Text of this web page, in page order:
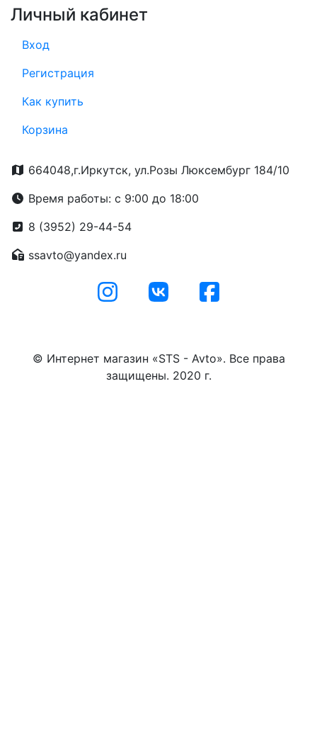
Личный кабинет
Вход
Регистрация
Как купить
Корзина
664048,г.Иркутск, ул.Розы Люксембург 184/10
Время работы: с 9:00 до 18:00
8 (3952) 29-44-54
ssavto@yandex.ru
© Интернет магазин «STS - Avto». Все права
защищены. 2020 г.